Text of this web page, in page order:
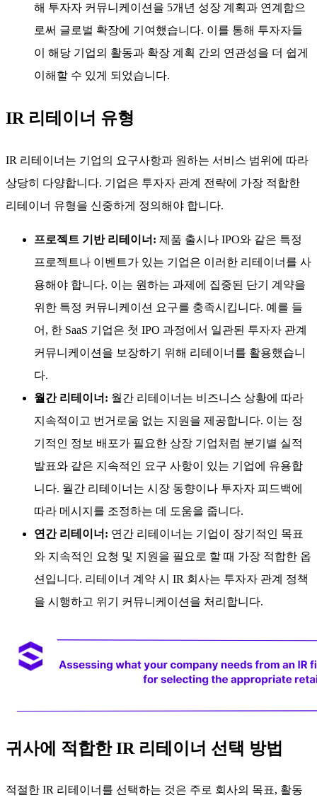
해 투자자 커뮤니케이션을 5개년 성장 계획과 연계함으
로써 글로벌 확장에 기여했습니다. 이를 통해 투자자들
이 해당 기업의 활동과 확장 계획 간의 연관성을 더 쉽게
이해할 수 있게 되었습니다.
IR 리테이너 유형
IR 리테이너는 기업의 요구사항과 원하는 서비스 범위에 따라
상당히 다양합니다. 기업은 투자자 관계 전략에 가장 적합한
리테이너 유형을 신중하게 정의해야 합니다.
프로젝트 기반 리테이너: 제품 출시나 IPO와 같은 특정
프로젝트나 이벤트가 있는 기업은 이러한 리테이너를 사
용해야 합니다. 이는 원하는 과제에 집중된 단기 계약을
위한 특정 커뮤니케이션 요구를 충족시킵니다. 예를 들
어, 한 SaaS 기업은 첫 IPO 과정에서 일관된 투자자 관계
커뮤니케이션을 보장하기 위해 리테이너를 활용했습니
다.
월간 리테이너: 월간 리테이너는 비즈니스 상황에 따라
지속적이고 번거로움 없는 지원을 제공합니다. 이는 정
기적인 정보 배포가 필요한 상장 기업처럼 분기별 실적
발표와 같은 지속적인 요구 사항이 있는 기업에 유용합
니다. 월간 리테이너는 시장 동향이나 투자자 피드백에
따라 메시지를 조정하는 데 도움을 줍니다.
연간 리테이너: 연간 리테이너는 기업이 장기적인 목표
와 지속적인 요청 및 지원을 필요로 할 때 가장 적합한 옵
션입니다. 리테이너 계약 시 IR 회사는 투자자 관계 정책
을 시행하고 위기 커뮤니케이션을 처리합니다.
귀사에 적합한 IR 리테이너 선택 방법
적절한 IR 리테이너를 선택하는 것은 주로 회사의 목표, 활동